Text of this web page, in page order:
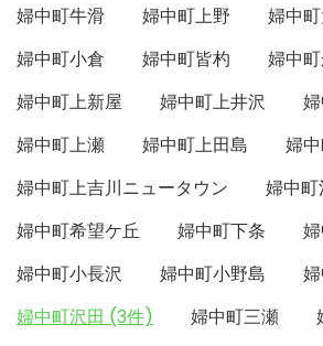
婦中町牛滑
婦中町上野
婦中
婦中町小倉
婦中町皆杓
婦中
婦中町上新屋
婦中町上井沢
婦中町上瀬
婦中町上田島
婦
婦中町上吉川ニュータウン
婦中
婦中町希望ケ丘
婦中町下条
婦中町小長沢
婦中町小野島
婦中町沢田 (3件)
婦中町三瀬